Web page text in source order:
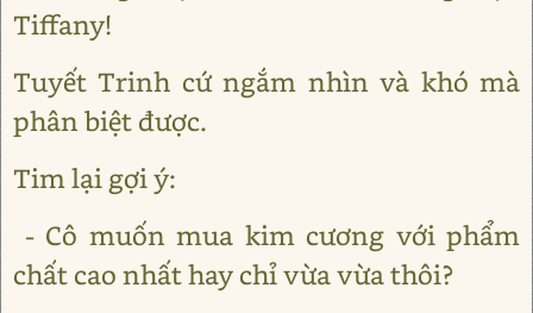
Tiffany!
Tuyết Trinh cứ ngắm nhìn và khó mà
phân biệt được.
Tim lại gợi ý:
- Cô muốn mua kim cương với phẩm
chất cao nhất hay chỉ vừa vừa thôi?